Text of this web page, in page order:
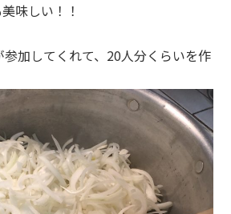
味しい！！
加してくれて、20人分くらいを作